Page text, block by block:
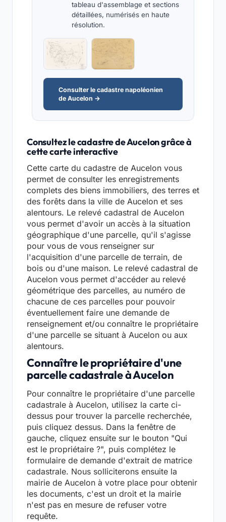
tableau d'assemblage et sections
détaillées, numérisés en haute
résolution.
Consulter le cadastre napoléonien
de Aucelon →
Consultez le cadastre de Aucelon grâce à
cette carte interactive
Cette carte du cadastre de Aucelon vous
permet de consulter les enregistrements
complets des biens immobiliers, des terres et
des forêts dans la ville de Aucelon et ses
alentours. Le relevé cadastral de Aucelon
vous permet d'avoir un accès à la situation
géographique d'une parcelle, qu'il s'agisse
pour vous de vous renseigner sur
l'acquisition d'une parcelle de terrain, de
bois ou d'une maison. Le relevé cadastral de
Aucelon vous permet d'accéder au relevé
géométrique des parcelles, au numéro de
chacune de ces parcelles pour pouvoir
éventuellement faire une demande de
renseignement et/ou connaître le propriétaire
d'une parcelle se situant à Aucelon ou aux
alentours.
Connaître le propriétaire d'une
parcelle cadastrale à Aucelon
Pour connaître le propriétaire d'une parcelle
cadastrale à Aucelon, utilisez la carte ci-
dessus pour trouver la parcelle recherchée,
puis cliquez dessus. Dans la fenêtre de
gauche, cliquez ensuite sur le bouton "Qui
est le propriétaire ?", puis complétez le
formulaire de demande d'extrait de matrice
cadastrale. Nous solliciterons ensuite la
mairie de Aucelon à votre place pour obtenir
les documents, c'est un droit et la mairie
n'est pas en mesure de refuser votre
requête.